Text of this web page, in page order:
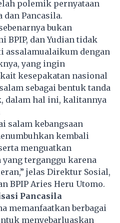
polemik pernyataan
dan Pancasila.
bukan
BPIP, dan Yudian tidak
assalamualaikum dengan
yang ingin
kesepakatan nasional
sebagai bentuk tanda
dalam hal ini, kalitannya
salam kebangsaan
kembali
menguatkan
terganggu karena
jelas Direktur Sosial,
BPIP Aries Heru Utomo.
Pancasila
memanfaatkan berbagai
menyebarluaskan